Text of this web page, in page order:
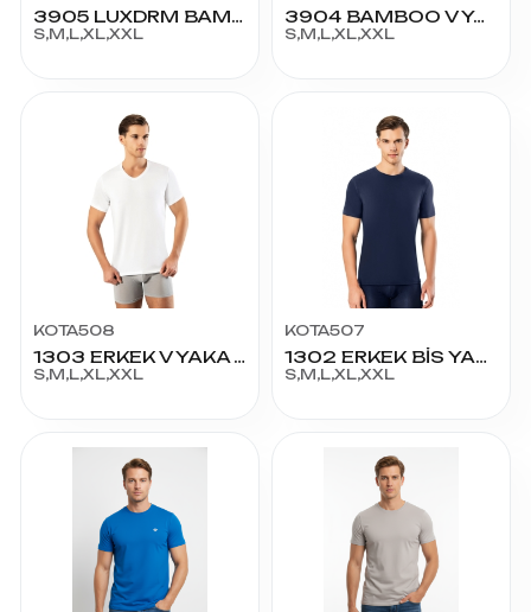
3905 LUXDRM BAMBOO V YAKA T-SHIRT
S,M,L,XL,XXL
3904 BAMBOO V YAKA KOLSUZ T-SHIRT
S,M,L,XL,XXL
KOTA508
1303 ERKEK V YAKA YARIM KOL MODAL ATLET
S,M,L,XL,XXL
KOTA507
1302 ERKEK BİS YAKA YARIM KOL MODAL ATLET
S,M,L,XL,XXL